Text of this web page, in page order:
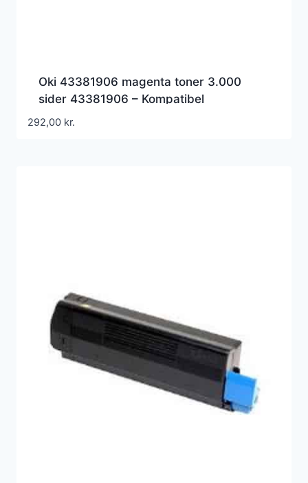
Oki 43381906 magenta toner 3.000
sider 43381906 – Kompatibel
292,00 kr.